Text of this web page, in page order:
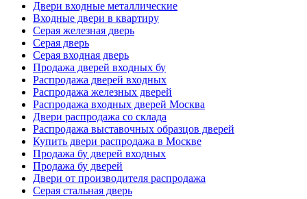
Двери входные металлические
Входные двери в квартиру
Серая железная дверь
Серая дверь
Серая входная дверь
Продажа дверей входных бу
Распродажа дверей входных
Распродажа железных дверей
Распродажа входных дверей Москва
Двери распродажа со склада
Распродажа выставочных образцов дверей
Купить двери распродажа в Москве
Продажа бу дверей входных
Продажа бу дверей
Двери от производителя распродажа
Серая стальная дверь